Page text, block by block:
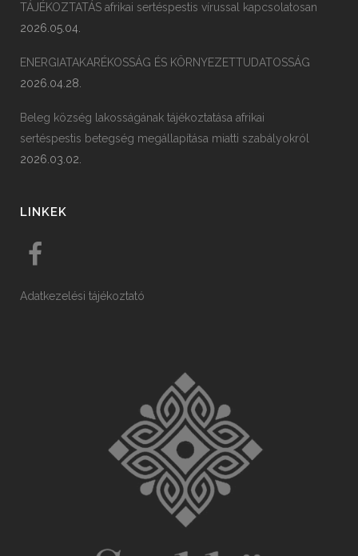
TÁJÉKOZTATÁS afrikai sertéspestis vírussal kapcsolatosan
2026.05.04.
ENERGIATAKARÉKOSSÁG ÉS KÖRNYEZETTUDATOSSÁG
2026.04.28.
Beleg község lakosságának tájékoztatása afrikai
sertéspestis betegség megállapítása miatti szabályokról
2026.03.02.
LINKEK
Adatkezelési tájékoztató